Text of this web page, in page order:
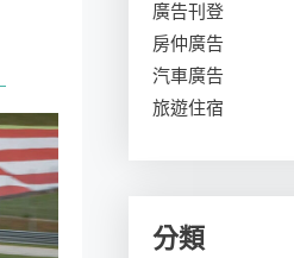
廣告刊登
房仲廣告
汽車廣告
旅遊住宿
分類